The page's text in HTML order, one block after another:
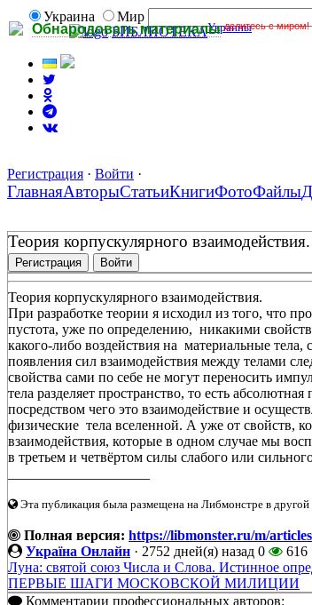
Обнародовать материалы делитесь с миром!
Украина
Мир
БИБЛИОТЕКАУкраины
Регистрация · Войти ·
ГлавнаяАвторыСтатьиКнигиФотоФайлы
Теория корпускулярного взаимодействия.
Регистрация Войти
Теория корпускулярного взаимодействия.
При разработке теории я исходил из того, что
пустота, уже по определению, никакими
какого-либо воздействия на материальные
появления сил взаимодействия между телами
свойства сами по себе не могут переносить
тела разделяет пространство, то есть
посредством чего это взаимодействие и
физические тела вселенной. А уже от свойств,
взаимодействия, которые в одном случае мы
в третьем и четвёртом силы слабого или
Эта публикация была размещена на Либмонстре в другой
Полная версия: https://libmonster.ru/m/
Україна Онлайн · 2752 дней(я) назад 0
616
Луна: святой союз Числа и Слова. Истинное
ПЕРВЫЕ ШАГИ МОСКОВСКОЙ МИЛИЦИИ
Комментарии профессиональных авторов: